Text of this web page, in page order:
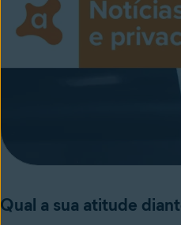
Qual a sua atitude